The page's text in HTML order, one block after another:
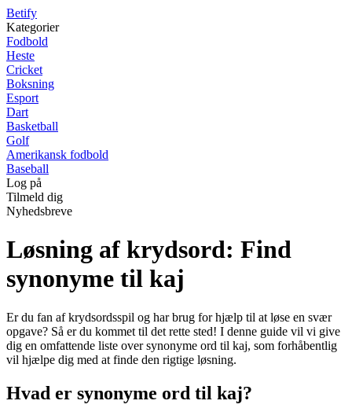
Betify
Kategorier
Fodbold
Heste
Cricket
Boksning
Esport
Dart
Basketball
Golf
Amerikansk fodbold
Baseball
Log på
Tilmeld dig
Nyhedsbreve
Løsning af krydsord: Find
synonyme til kaj
Er du fan af krydsordsspil og har brug for hjælp til at løse en svær
opgave? Så er du kommet til det rette sted! I denne guide vil vi give
dig en omfattende liste over synonyme ord til kaj, som forhåbentlig
vil hjælpe dig med at finde den rigtige løsning.
Hvad er synonyme ord til kaj?